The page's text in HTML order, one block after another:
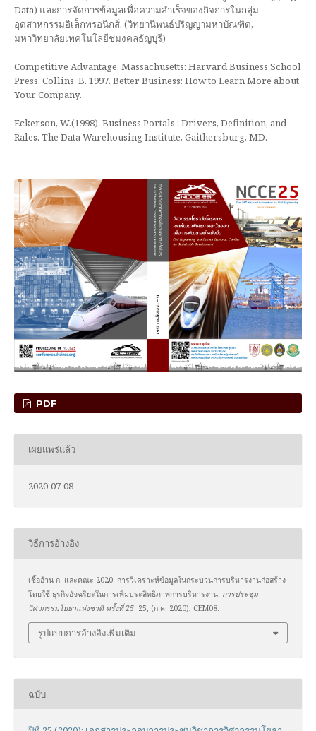
Data) และการจัดการข้อมูลเพื่อความสำเร็จของกิจการในกลุ่ม
อุตสาหกรรมอิเล็กทรอนิกส์. (วิทยานิพนธ์ปริญญามหาบัณฑิต,
มหาวิทยาลัยเทคโนโลยีชมงคลธัญบุรี)
Competitive Advantage. Massachusetts: Harvard Business School
Press. Collins, B. 1997. Better Business: How to Learn More about
Your Company.
Eckerson, W.(1998). Business Portals : Drivers, Definition, and
Rales. The Data Warehousing Institute, Gaithersburg, MD.
PDF
เผยแพร่แล้ว
2020-07-08
วิธีการอ้างอิง
เชื้ออ้วน ก. และคณะ 2020. การวิเคราะห์ข้อมูลในกระบวนการบริหารงานก่อสร้าง
โดยใช้ ธุรกิจอัจฉริยะในการเพิ่มประสิทธิภาพการบริหารงาน. การประชุม
วิศวกรรมโยธาแห่งชาติ ครั้งที่ 25. 25, (ก.ค. 2020), CEM08.
รูปแบบการอ้างอิงเพิ่มเติม
ฉบับ